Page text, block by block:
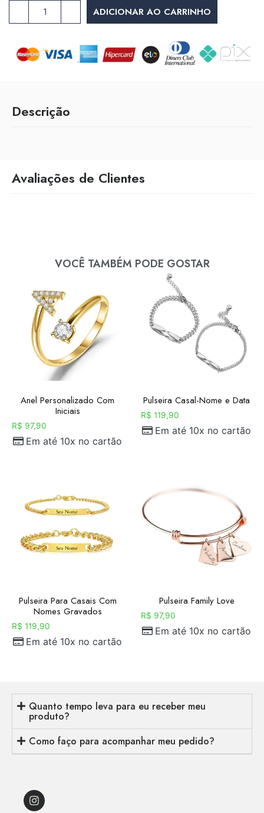
ADICIONAR AO CARRINHO
Descrição
Avaliações de Clientes
VOCÊ TAMBÉM PODE GOSTAR
Anel Personalizado Com
Iniciais
R$ 97,90
Em até 10x no cartão
Pulseira Casal-Nome e Data
R$ 119,90
Em até 10x no cartão
Pulseira Para Casais Com
Nomes Gravados
R$ 119,90
Em até 10x no cartão
Pulseira Family Love
R$ 97,90
Em até 10x no cartão
Quanto tempo leva para eu receber meu
produto?
Como faço para acompanhar meu pedido?